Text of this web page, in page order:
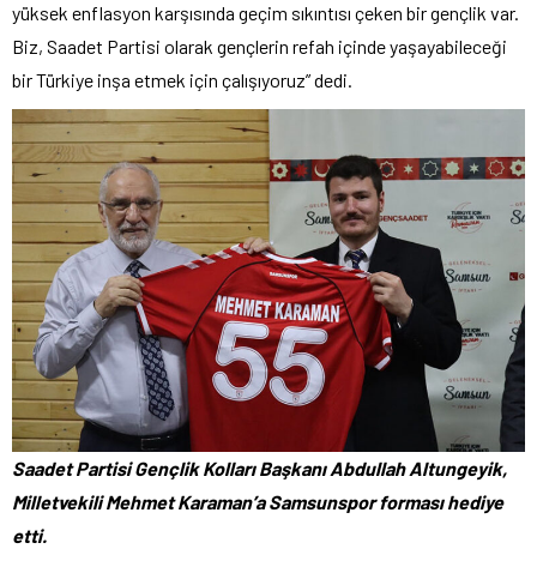
yüksek enflasyon karşısında geçim sıkıntısı çeken bir gençlik var.
Biz, Saadet Partisi olarak gençlerin refah içinde yaşayabileceği
bir Türkiye inşa etmek için çalışıyoruz” dedi.
Saadet Partisi Gençlik Kolları Başkanı Abdullah Altungeyik,
Milletvekili Mehmet Karaman’a Samsunspor forması hediye
etti.